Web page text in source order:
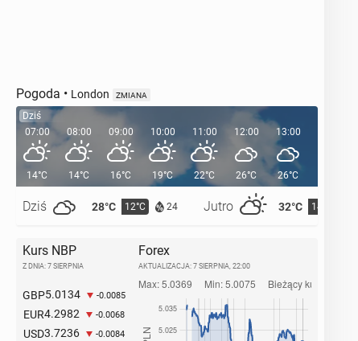
Pogoda • London ZMIANA
Dziś
07:00
14°C
Dziś 28°C 12°C 24 Jutro 32°C 14°C
08:00
14°C
09:00
16°C
10:00
19°C
11:00
22°C
12:00
26°C
13:00
26°C
Kurs NBP
Z DNIA: 7 SIERPNIA
GBP5.0134 -0.0085
EUR4.2982 -0.0068
USD3.7236 -0.0084
Forex
AKTUALIZACJA: 7 SIERPNIA, 22:00